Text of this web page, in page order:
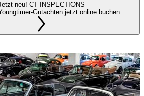
neu! CT INSPECTIONS
Gutachten jetzt online buchen